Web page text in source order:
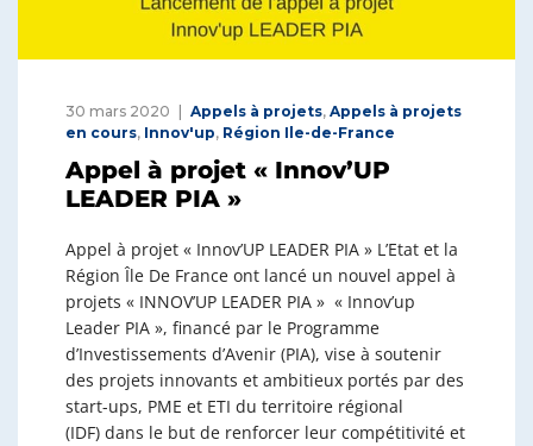
30 mars 2020 Appels à projets, Appels à projets
en cours, Innov'up, Région Ile-de-France
Appel à projet « Innov’UP
LEADER PIA »
Appel à projet « Innov’UP LEADER PIA » L’Etat et la
Région Île De France ont lancé un nouvel appel à
projets « INNOV’UP LEADER PIA » « Innov’up
Leader PIA », financé par le Programme
d’Investissements d’Avenir (PIA), vise à soutenir
des projets innovants et ambitieux portés par des
start-ups, PME et ETI du territoire régional
(IDF) dans le but de renforcer leur compétitivité et